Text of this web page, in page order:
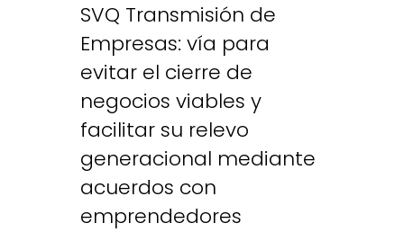
SVQ Transmisión de
Empresas: vía para
evitar el cierre de
negocios viables y
facilitar su relevo
generacional mediante
acuerdos con
emprendedores